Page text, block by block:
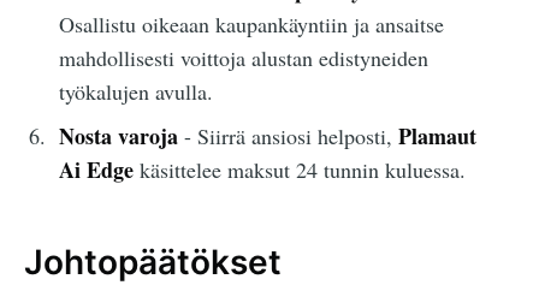
Osallistu oikeaan kaupankäyntiin ja ansaitse
mahdollisesti voittoja alustan edistyneiden
työkalujen avulla.
Nosta varoja- Siirrä ansiosi helposti, Plamaut
Ai Edgekäsittelee maksut 24 tunnin kuluessa.
Johtopäätökset